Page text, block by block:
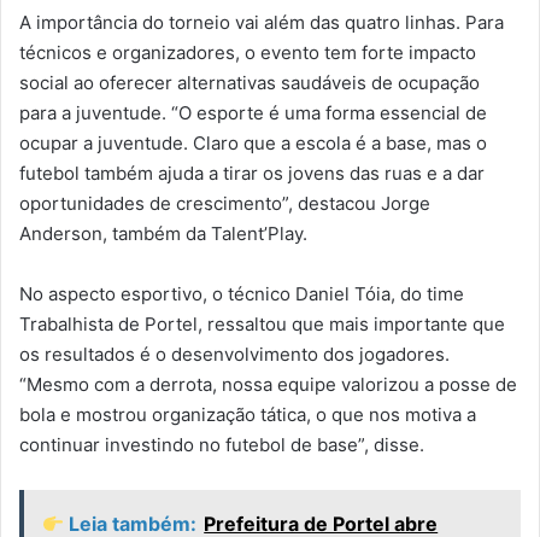
A importância do torneio vai além das quatro linhas. Para
técnicos e organizadores, o evento tem forte impacto
social ao oferecer alternativas saudáveis de ocupação
para a juventude. “O esporte é uma forma essencial de
ocupar a juventude. Claro que a escola é a base, mas o
futebol também ajuda a tirar os jovens das ruas e a dar
oportunidades de crescimento”, destacou Jorge
Anderson, também da Talent’Play.
No aspecto esportivo, o técnico Daniel Tóia, do time
Trabalhista de Portel, ressaltou que mais importante que
os resultados é o desenvolvimento dos jogadores.
“Mesmo com a derrota, nossa equipe valorizou a posse de
bola e mostrou organização tática, o que nos motiva a
continuar investindo no futebol de base”, disse.
Leia também: Prefeitura de Portel abre